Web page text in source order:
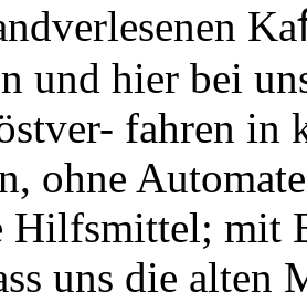
und hier bei
fahren in
ohne
Hilfsmittel; mit
uns die alten